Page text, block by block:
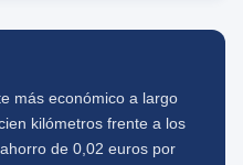
más económico a largo
kilómetros frente a los
de 0,02 euros por